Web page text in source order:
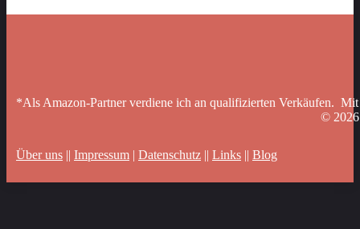
*Als Amazon-Partner verdiene ich an qualifizierten Verkäufen.
©
Über uns || Impressum | Datenschutz || Links || Blog